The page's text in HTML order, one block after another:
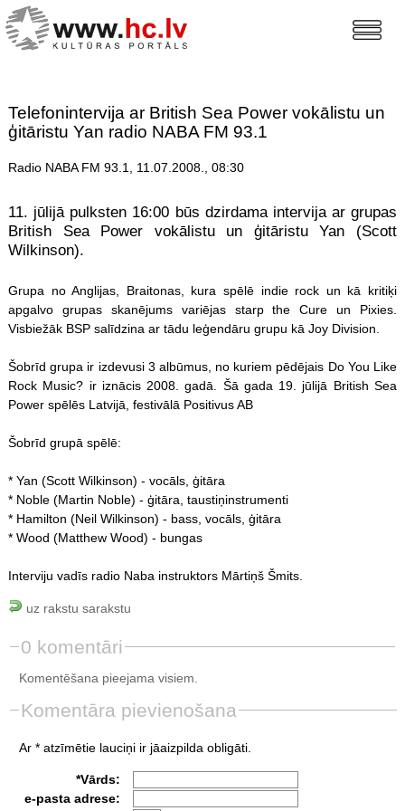
Telefonintervija ar British Sea Power vokālistu un
ģitāristu Yan radio NABA FM 93.1
Radio NABA FM 93.1, 11.07.2008., 08:30
11. jūlijā pulksten 16:00 būs dzirdama intervija ar grupas
British Sea Power vokālistu un ģitāristu Yan (Scott
Wilkinson).
Grupa no Anglijas, Braitonas, kura spēlē indie rock un kā kritiķi
apgalvo grupas skanējums variējas starp the Cure un Pixies.
Visbiežāk BSP salīdzina ar tādu leģendāru grupu kā Joy Division.
Šobrīd grupa ir izdevusi 3 albūmus, no kuriem pēdējais Do You Like
Rock Music? ir iznācis 2008. gadā. Šā gada 19. jūlijā British Sea
Power spēlēs Latvijā, festivālā Positivus AB
Šobrīd grupā spēlē:
* Yan (Scott Wilkinson) - vocāls, ģitāra
* Noble (Martin Noble) - ģitāra, taustiņinstrumenti
* Hamilton (Neil Wilkinson) - bass, vocāls, ģitāra
* Wood (Matthew Wood) - bungas
Interviju vadīs radio Naba instruktors Mārtiņš Šmits.
uz rakstu sarakstu
0 komentāri
Komentēšana pieejama visiem.
Komentāra pievienošana
Ar * atzīmētie lauciņi ir jāaizpilda obligāti.
*Vārds:
e-pasta adrese: